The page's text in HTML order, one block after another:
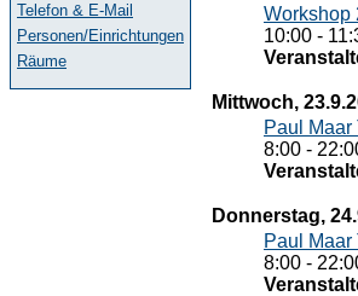
Telefon & E-Mail
Personen/Einrichtungen
Räume
Workshop
10:00 -
Mittwoch,
Paul Maar
8:00 -
Donnerstag,
Paul Maar
8:00 -